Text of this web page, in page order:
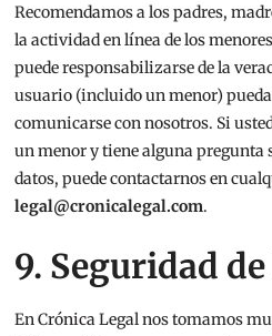
Recomendamos a los padres,
la actividad en línea de los
puede responsabilizarse de la
usuario (incluido un menor)
comunicarse con nosotros. Si
un menor y tiene alguna pregunta
datos, puede contactarnos en
legal@cronicalegal.com.
9. Seguridad
En Crónica Legal nos tomamos